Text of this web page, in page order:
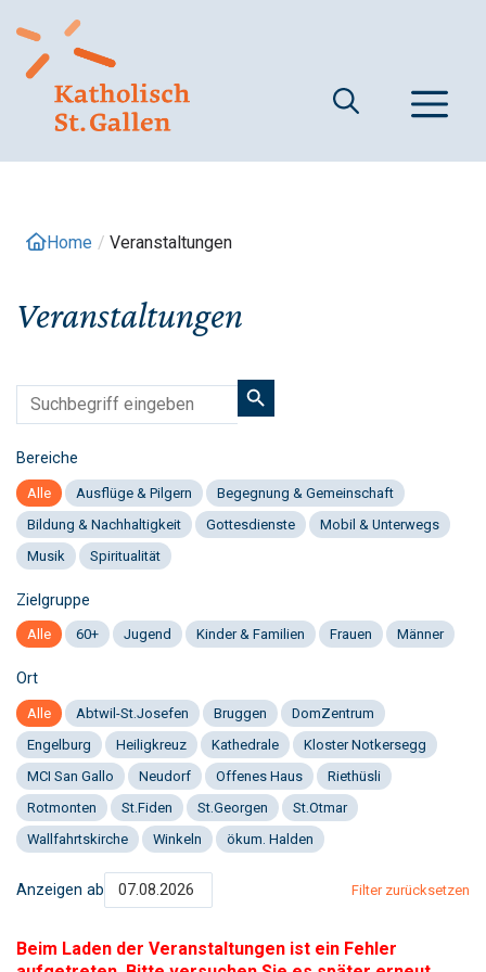
zum
Inhalt
Home / Veranstaltungen
Veranstaltungen
Bereiche
Alle Ausflüge & Pilgern
Begegnung & Gemeinschaft
Bildung & Nachhaltigkeit
Gottesdienste
Mobil & Unterwegs
Musik
Spiritualität
Zielgruppe
Alle 60+ Jugend Kinder & Familien Frauen Männer
Ort
Alle Abtwil-St.Josefen Bruggen
DomZentrum
Engelburg
Heiligkreuz Kathedrale
Kloster Notkersegg
MCI San Gallo
Neudorf Offenes Haus
Riethüsli
Rotmonten
St.Fiden St.Georgen
St.Otmar
Wallfahrtskirche
Winkeln ökum. Halden
Anzeigen ab Filter zurücksetzen
Beim Laden der Veranstaltungen ist ein Fehler